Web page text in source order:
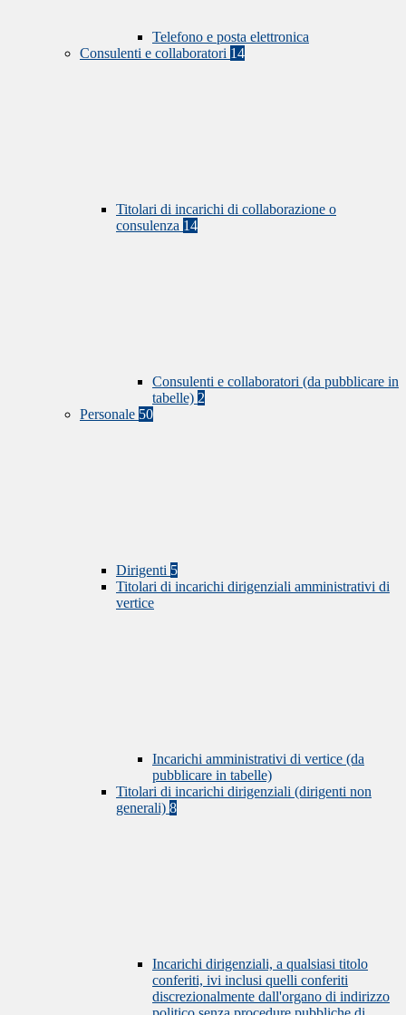
Telefono e posta elettronica
Consulenti e collaboratori 14
Titolari di incarichi di collaborazione o
consulenza 14
Consulenti e collaboratori (da pubblicare in
tabelle) 2
Personale 50
Dirigenti 5
Titolari di incarichi dirigenziali amministrativi di
vertice
Incarichi amministrativi di vertice (da
pubblicare in tabelle)
Titolari di incarichi dirigenziali (dirigenti non
generali) 8
Incarichi dirigenziali, a qualsiasi titolo
conferiti, ivi inclusi quelli conferiti
discrezionalmente dall'organo di indirizzo